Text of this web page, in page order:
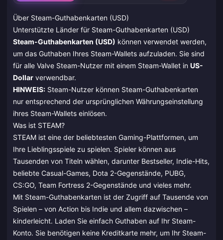
Über Steam-Guthabenkarten (USD)
Unterstützte Länder für Steam-Guthabenkarten (USD)
Steam-Guthabenkarten (USD) können verwendet werden,
um das Guthaben Ihres Steam-Wallets aufzuladen. Sie sind
für alle Valve Steam-Nutzer mit einem Steam-Wallet in US-
Dollar verwendbar.
HINWEIS: Steam-Nutzer können Steam-Guthabenkarten
nur entsprechend der ursprünglichen Währungseinstellung
ihres Steam-Wallets einlösen.
Was ist STEAM?
STEAM ist eine der beliebtesten Gaming-Plattformen, um
Ihre Lieblingsspiele zu spielen. Spieler können aus
Tausenden von Titeln wählen, darunter Bestseller, Indie-Hits,
beliebte Casual-Games, Dota 2-Gegenstände, PUBG,
CS:GO, Team Fortress 2-Gegenstände und vieles mehr.
Mit Steam-Guthabenkarten ist der Zugriff auf Tausende von
Spielen – von Action bis Indie und allem dazwischen –
kinderleicht. Laden Sie einfach Guthaben auf Ihr Steam-
Konto. Sie benötigen keine Kreditkarte mehr, um Ihr Steam-